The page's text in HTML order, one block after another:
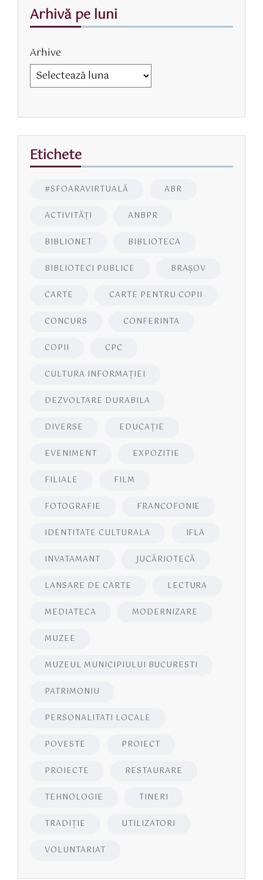
Arhivă pe luni
Arhive
Etichete
#SFOARAVIRTUALĂ ABR
ACTIVITĂŢI ANBPR
BIBLIONET BIBLIOTECA
BIBLIOTECI PUBLICE BRAŞOV
CARTE CARTE PENTRU COPII
CONCURS CONFERINTA
COPII CPC
CULTURA INFORMAŢIEI
DEZVOLTARE DURABILA
DIVERSE EDUCAŢIE
EVENIMENT EXPOZITIE
FILIALE FILM
FOTOGRAFIE FRANCOFONIE
IDENTITATE CULTURALA IFLA
INVATAMANT JUCĂRIOTECĂ
LANSARE DE CARTE LECTURA
MEDIATECA MODERNIZARE
MUZEE
MUZEUL MUNICIPIULUI BUCURESTI
PATRIMONIU
PERSONALITATI LOCALE
POVESTE PROIECT
PROIECTE RESTAURARE
TEHNOLOGIE TINERI
TRADIȚIE UTILIZATORI
VOLUNTARIAT